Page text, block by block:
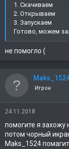
1. Скачиваем
2. Открываем
3. Запускаем
Готово, можем
не помогло (
Игрок
24.11.2018
помогите я
потом чорный
Maks_1524